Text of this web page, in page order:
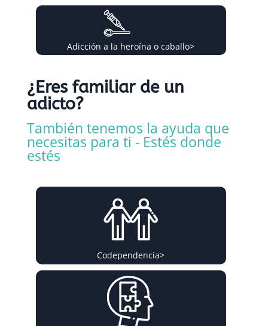
Adicción a la heroína o caballo>
¿Eres familiar de un
adicto?
También tenemos la ayuda que
necesitas para ti - Estés donde
estés
Codependencia>